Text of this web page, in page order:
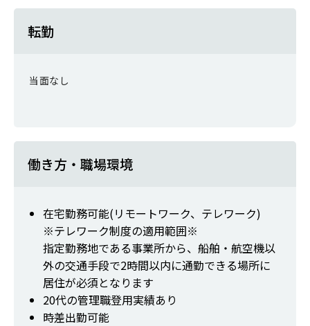
転勤
当面なし
働き方・職場環境
在宅勤務可能(リモートワーク、テレワーク)
※テレワーク制度の適用範囲※
指定勤務地である事業所から、船舶・航空機以
外の交通手段で2時間以内に通勤できる場所に
居住が必須となります
20代の管理職登用実績あり
時差出勤可能